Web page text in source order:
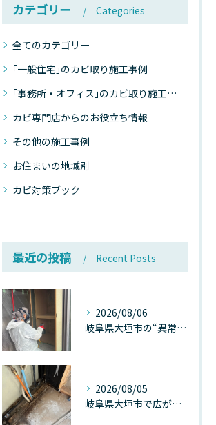
カテゴリー Categories
全てのカテゴリー
｢一般住宅｣のカビ取り施工事例
｢事務所・オフィス｣のカビ取り施工事例
カビ専門店からのお役立ち情報
その他の施工事例
お住まいの地域別
カビ対策ブック
最近の投稿 Recent Posts
2026/08/06
岐阜県大垣市の“異常に高い気温”が建物内部を腐らせる──深層カビが爆発的に増える本当の理由
2026/08/05
岐阜県大垣市で広がる“深層カビ汚染”──なぜ除カビが必要なのか、建物内部で起きている見えない危機